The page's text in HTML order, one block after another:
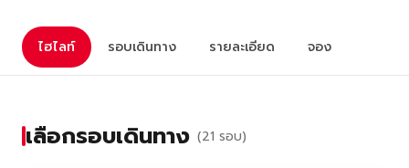
ไฮไลท์ รอบเดินทาง รายละเอียด จอง
เลือกรอบเดินทาง (21 รอบ)